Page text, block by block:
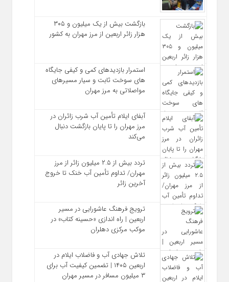
بازگشت بیش از یک میلیون و ۳۰۵
هزار زائر اربعین از مرز مهران به کشور
استمرار بازدیدهای کمی و کیفی جایگاه‌
های سوخت ثابت و سیار مسیرهای
مواصلاتی به مرز مهران
آبفای ایلام تأمین آب شرب زائران در
مرز مهران را تا پایان بازگشت دنبال
می‌کند
تردد بیش از ۲.۵ میلیون زائر از مرز
مهران/ تداوم تأمین آب خنک تا خروج
آخرین زائر
ترویج فرهنگ عاشورایی در مسیر
اربعین | راه‌ اندازی «حسینه کتاب» در
موکب مرکزی دهلران
تلاش جهادی آب و فاضلاب ایلام در
اربعین ۱۴۰۵ | تضمین کیفیت آب برای
۳ میلیون مسافر در مسیر مهران